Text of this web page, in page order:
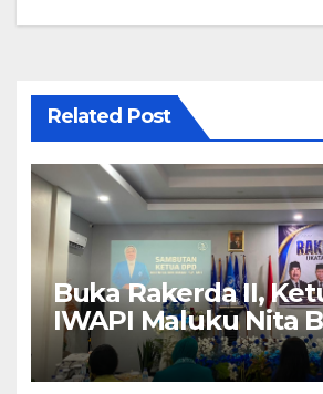
Related Post
Buka Rakerda II,
IWAPI Maluku Nita
Perempuan
Penggerak UMKM